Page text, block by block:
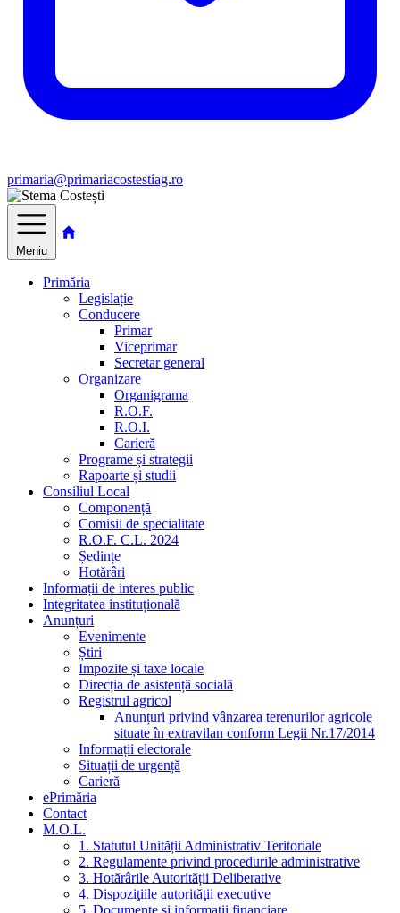
primaria@primariacostestiag.ro
Meniu
Primăria
Legislație
Conducere
Primar
Viceprimar
Secretar general
Organizare
Organigrama
R.O.F.
R.O.I.
Carieră
Programe și strategii
Rapoarte și studii
Consiliul Local
Componență
Comisii de specialitate
R.O.F. C.L. 2024
Ședințe
Hotărâri
Informații de interes public
Integritatea instituțională
Anunțuri
Evenimente
Știri
Impozite și taxe locale
Direcția de asistență socială
Registrul agricol
Anunțuri privind vânzarea terenurilor agricole
situate în extravilan conform Legii Nr.17/2014
Informații electorale
Situații de urgență
Carieră
ePrimăria
Contact
M.O.L.
1. Statutul Unității Administrativ Teritoriale
2. Regulamente privind procedurile administrative
3. Hotărârile Autorității Deliberative
4. Dispoziţiile autorităţii executive
5. Documente și informații financiare